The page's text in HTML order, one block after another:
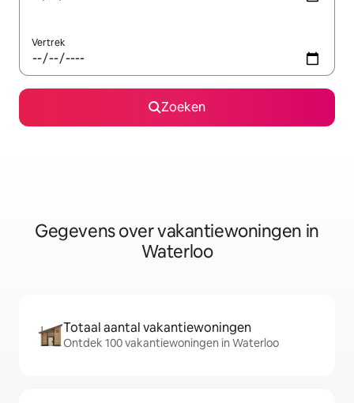
Vertrek
Zoeken
Gegevens over vakantiewoningen in
Waterloo
Totaal aantal vakantiewoningen
Ontdek 100 vakantiewoningen in Waterloo